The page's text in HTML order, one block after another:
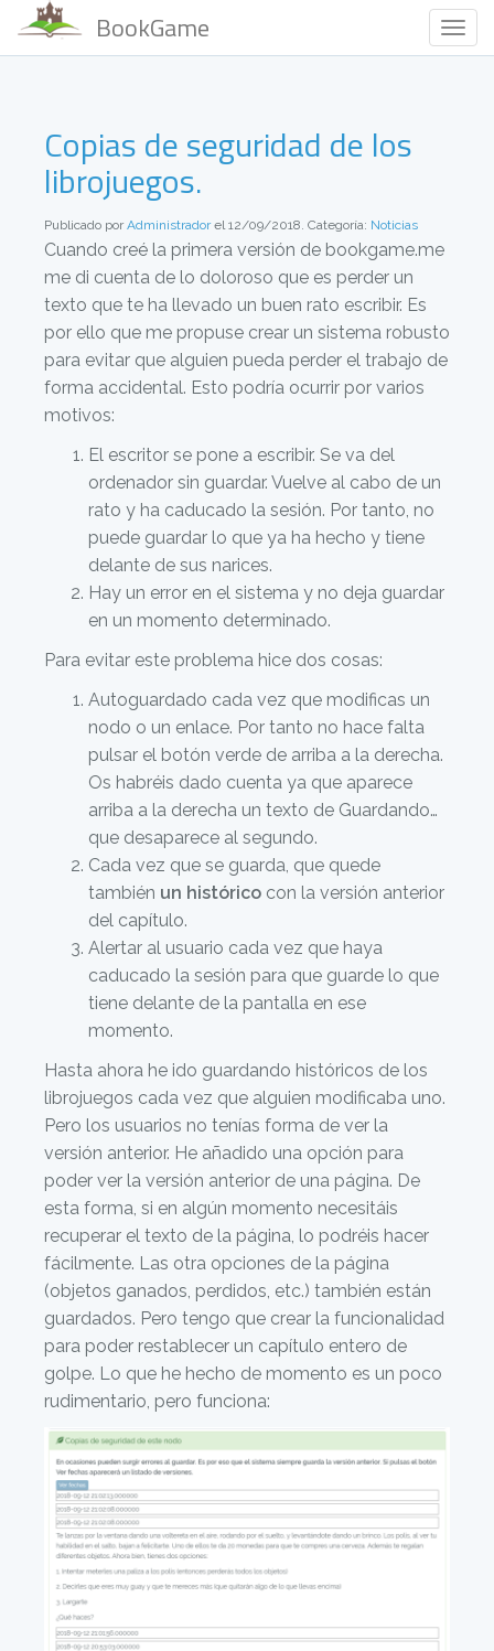
BookGame
Copias de seguridad de los
librojuegos.
Publicado por Administradorel 12/09/2018. Categoría: Noticias
Cuando creé la primera versión de bookgame.me
me di cuenta de lo doloroso que es perder un
texto que te ha llevado un buen rato escribir. Es
por ello que me propuse crear un sistema robusto
para evitar que alguien pueda perder el trabajo de
forma accidental. Esto podría ocurrir por varios
motivos:
El escritor se pone a escribir. Se va del
ordenador sin guardar. Vuelve al cabo de un
rato y ha caducado la sesión. Por tanto, no
puede guardar lo que ya ha hecho y tiene
delante de sus narices.
Hay un error en el sistema y no deja guardar
en un momento determinado.
Para evitar este problema hice dos cosas:
Autoguardado cada vez que modificas un
nodo o un enlace. Por tanto no hace falta
pulsar el botón verde de arriba a la derecha.
Os habréis dado cuenta ya que aparece
arriba a la derecha un texto de Guardando…
que desaparece al segundo.
Cada vez que se guarda, que quede
también un histórico con la versión anterior
del capítulo.
Alertar al usuario cada vez que haya
caducado la sesión para que guarde lo que
tiene delante de la pantalla en ese
momento.
Hasta ahora he ido guardando históricos de los
librojuegos cada vez que alguien modificaba uno.
Pero los usuarios no tenías forma de ver la
versión anterior. He añadido una opción para
poder ver la versión anterior de una página. De
esta forma, si en algún momento necesitáis
recuperar el texto de la página, lo podréis hacer
fácilmente. Las otra opciones de la página
(objetos ganados, perdidos, etc.) también están
guardados. Pero tengo que crear la funcionalidad
para poder restablecer un capítulo entero de
golpe. Lo que he hecho de momento es un poco
rudimentario, pero funciona: